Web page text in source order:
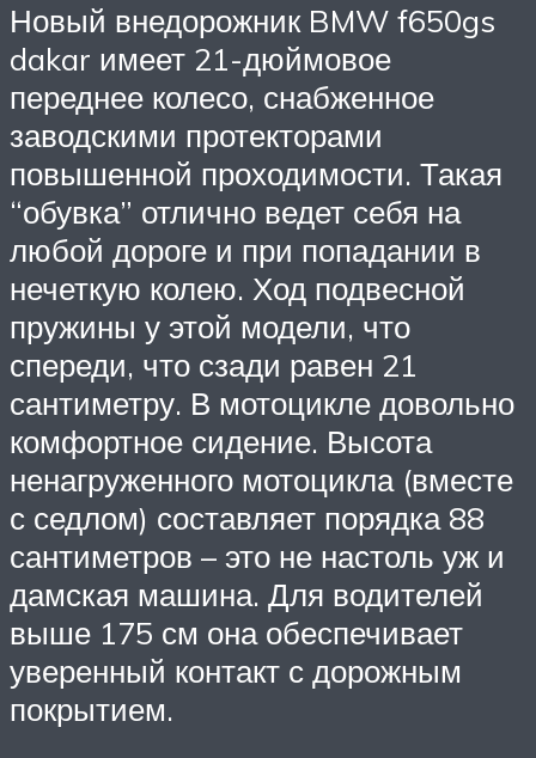
Новый внедорожник BMW f650gs
dakar имеет 21-дюймовое
переднее колесо, снабженное
заводскими протекторами
повышенной проходимости. Такая
“обувка” отлично ведет себя на
любой дороге и при попадании в
нечеткую колею. Ход подвесной
пружины у этой модели, что
спереди, что сзади равен 21
сантиметру. В мотоцикле довольно
комфортное сидение. Высота
ненагруженного мотоцикла (вместе
с седлом) составляет порядка 88
сантиметров – это не настоль уж и
дамская машина. Для водителей
выше 175 см она обеспечивает
уверенный контакт с дорожным
покрытием.